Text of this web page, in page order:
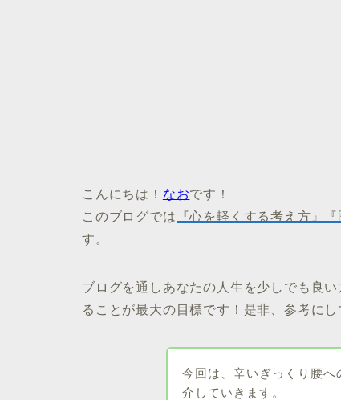
こんにちは！ なおです！
このブログでは 『心を軽くする考え方』
す。
ブログを通しあなたの人生を少しでも良
ることが最大の目標です！是非、参考に
今回は、辛いぎっくり腰
介していきます。